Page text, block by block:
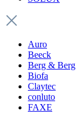
Auro
Beeck
Berg & Berg
Biofa
Claytec
conluto
FAXE